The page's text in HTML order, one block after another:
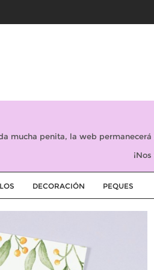
mucha penita, la web
DECORACIÓN PEQUES